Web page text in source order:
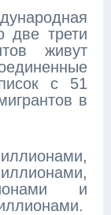
две трети
живут
с 51
в
и